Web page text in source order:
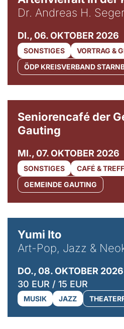
Dr. Andreas H.
DI., 06. OKTOBER 2026
SONSTIGES
VORTRAG &
ÖDP KREISVERBAND
Seniorencafé der
Gauting
MI., 07. OKTOBER 2026
SONSTIGES
CAFÉ &
GEMEINDE GAUTING
Yumi Ito
Art-Pop, Jazz &
DO., 08. OKTOBER 2026
30 EUR / 15 EUR
MUSIK JAZZ